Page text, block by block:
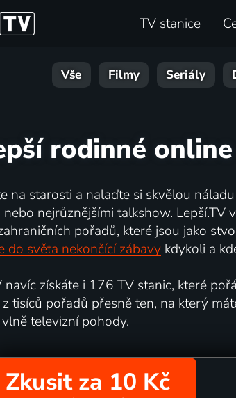
TV stanice
Vše Filmy Seriály
rodinné online
na starosti a nalaďte si skvělou
nebo nejrůznějšími talkshow. Lepší.TV
pořadů, které jsou jako
do světa nekončící zábavykdykoli a
navíc získáte i 176 TV stanic, které
tisíců pořadů přesně ten, na který
televizní pohody.
Zkusit za 10 Kč